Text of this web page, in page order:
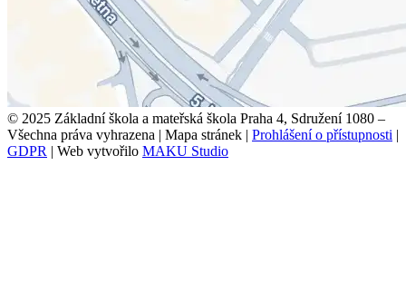
© 2025 Základní škola a mateřská škola Praha 4, Sdružení 1080 –
Všechna práva vyhrazena | Mapa stránek | Prohlášení o přístupnosti |
GDPR | Web vytvořilo MAKU Studio